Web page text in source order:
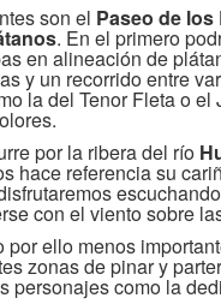
son el Paseo de
. En el primero
en alineación de
y un recorrido entre
la del Tenor Fleta o
por la ribera del río
hace referencia su
con el viento sobre
por ello menos
zonas de pinar y
personajes como la